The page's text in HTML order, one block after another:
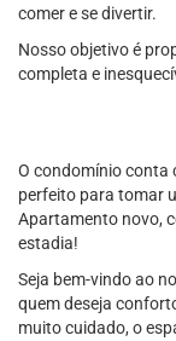
comer e se divertir.
Nosso objetivo é
completa e
O condomínio conta
perfeito para tomar
Apartamento novo,
estadia!
Seja bem-vindo ao
quem deseja
muito cuidado, o